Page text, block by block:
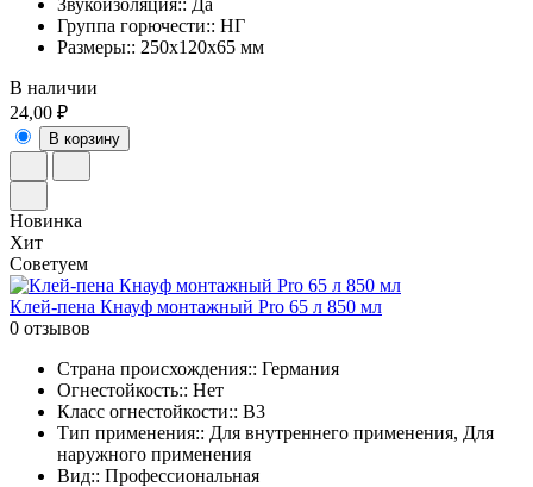
Звукоизоляция:: Да
Группа горючести:: НГ
Размеры:: 250х120х65 мм
В наличии
24,00 ₽
В корзину
Новинка
Хит
Советуем
Клей-пена Кнауф монтажный Pro 65 л 850 мл
0 отзывов
Страна происхождения:: Германия
Огнестойкость:: Нет
Класс огнестойкости:: B3
Тип применения:: Для внутреннего применения, Для
наружного применения
Вид:: Профессиональная